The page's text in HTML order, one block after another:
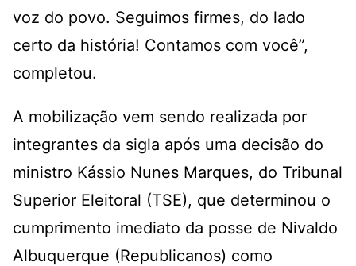
voz do povo. Seguimos firmes, do lado
certo da história! Contamos com você”,
completou.
A mobilização vem sendo realizada por
integrantes da sigla após uma decisão do
ministro Kássio Nunes Marques, do Tribunal
Superior Eleitoral (TSE), que determinou o
cumprimento imediato da posse de Nivaldo
Albuquerque (Republicanos) como